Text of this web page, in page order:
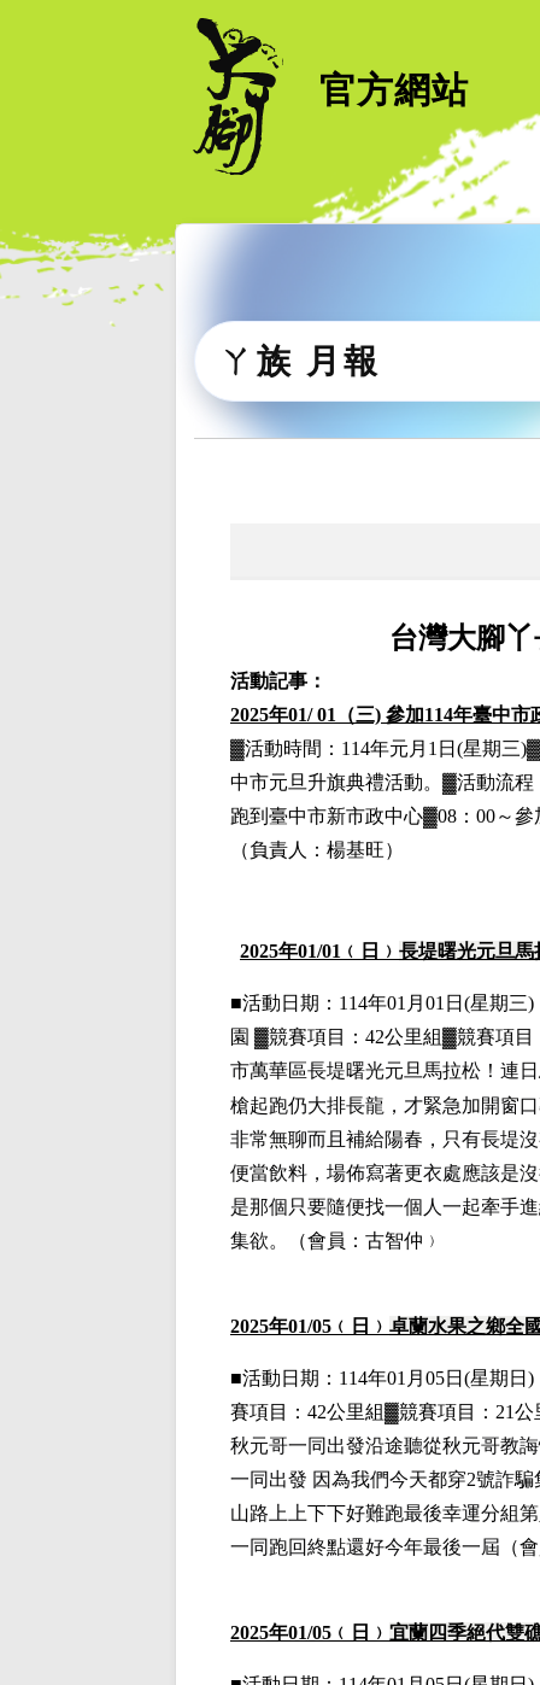
官方網站
ㄚ族 月報
台灣大腳
活動記事：
2025年01/ 01（三) 參加114年臺中
▓活動時間：114年元月1日(星期三
中市元旦升旗典禮活動。▓活動流程
跑到臺中市新市政中心▓08：00～
（負責人：楊基旺）
2025年01/01 ﹙日﹚ 長堤曙光元旦馬
■活動日期：114年01月01日(星期三
園 ▓競賽項目：42公里組▓競賽項
市萬華區長堤曙光元旦馬拉松！連
槍起跑仍大排長龍，才緊急加開窗
非常無聊而且補給陽春，只有長堤
便當飲料，場佈寫著更衣處應該是
是那個只要隨便找一個人一起牽手
集欲。
（會員：古智仲﹚
2025年01/05 ﹙日﹚ 卓蘭水果之鄉全
■活動日期：114年01月05日(星期日
賽項目：42公里組▓競賽項目：21
秋元哥一同出發沿途聽從秋元哥教
一同出發 因為我們今天都穿2號詐
山路上上下下好難跑最後幸運分組
一同跑回終點還好今年最後一屆 （
2025年01/05 ﹙日﹚ 宜蘭四季絕代雙